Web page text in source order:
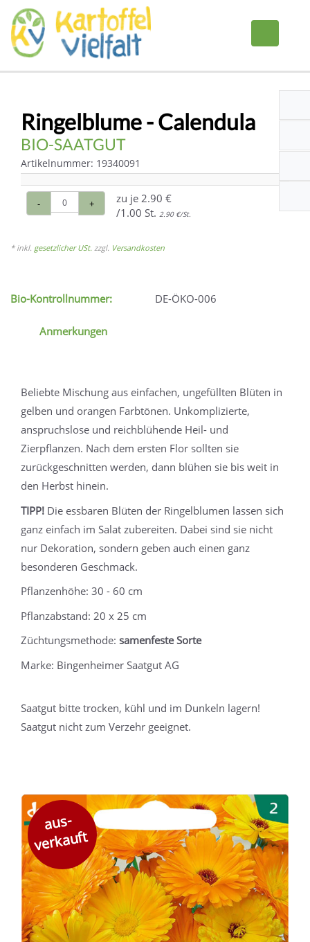
Ringelblume - Calendula
BIO-SAATGUT
Artikelnummer: 19340091
- + zu je 2.90 €
/1.00 St. 2.90 €/St.
* inkl. gesetzlicher USt. zzgl. Versandkosten
Bio-Kontrollnummer: DE-ÖKO-006
Anmerkungen
Beliebte Mischung aus einfachen, ungefüllten Blüten in
gelben und orangen Farbtönen. Unkomplizierte,
anspruchslose und reichblühende Heil- und
Zierpflanzen. Nach dem ersten Flor sollten sie
zurückgeschnitten werden, dann blühen sie bis weit in
den Herbst hinein.
TIPP! Die essbaren Blüten der Ringelblumen lassen sich
ganz einfach im Salat zubereiten. Dabei sind sie nicht
nur Dekoration, sondern geben auch einen ganz
besonderen Geschmack.
Pflanzenhöhe: 30 - 60 cm
Pflanzabstand: 20 x 25 cm
Züchtungsmethode: samenfeste Sorte
Marke: Bingenheimer Saatgut AG
Saatgut bitte trocken, kühl und im Dunkeln lagern!
Saatgut nicht zum Verzehr geeignet.
aus-
verkauft